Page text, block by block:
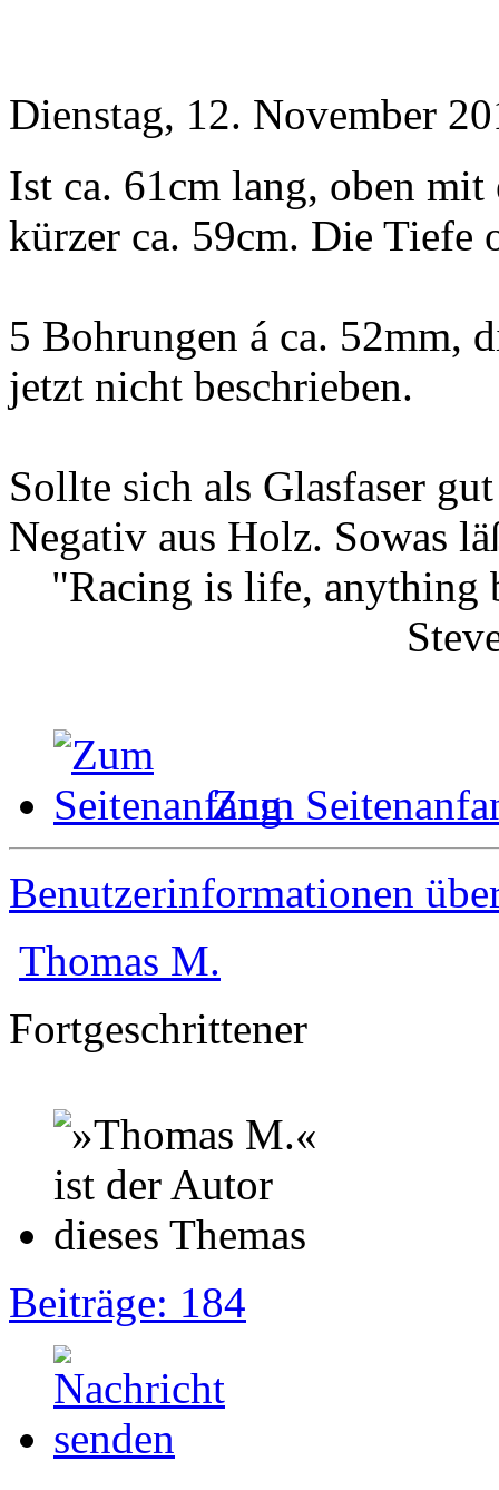
Dienstag, 12. November
Ist ca. 61cm lang, oben
kürzer ca. 59cm. Die Tiefe
5 Bohrungen á ca. 52mm,
jetzt nicht beschrieben.
Sollte sich als Glasfaser
Negativ aus Holz. Sowas
"Racing is life, anything
Zum
Benutzerinformationen
Thomas M.
Fortgeschrittener
Beiträge: 184